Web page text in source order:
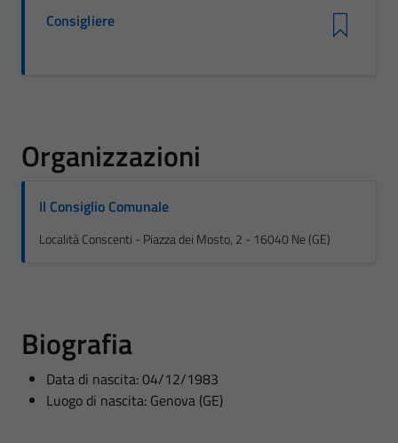
Consigliere
Organizzazioni
Il Consiglio Comunale
Località Conscenti - Piazza dei Mosto, 2 - 16040 Ne (GE)
Biografia
Data di nascita: 04/12/1983
Luogo di nascita: Genova (GE)